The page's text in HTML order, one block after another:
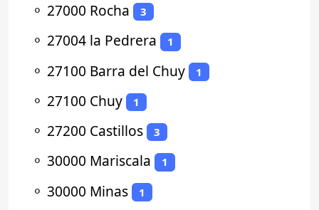
⚬ 27000 Rocha 3
⚬ 27004 la Pedrera 1
⚬ 27100 Barra del Chuy 1
⚬ 27100 Chuy 1
⚬ 27200 Castillos 3
⚬ 30000 Mariscala 1
⚬ 30000 Minas 1